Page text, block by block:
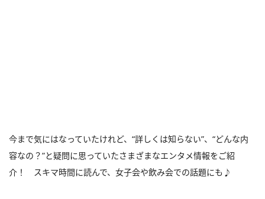
今まで気にはなっていたけれど、“詳しくは知らない”、“どんな内
容なの？”と疑問に思っていたさまざまなエンタメ情報をご紹
介！ スキマ時間に読んで、女子会や飲み会での話題にも♪